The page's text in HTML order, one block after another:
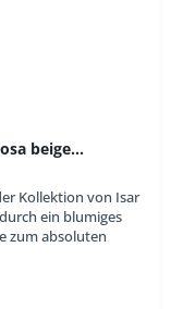
beige...
Kollektion von Isar
ein blumiges
zum absoluten